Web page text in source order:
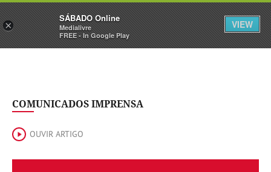
Sábado Assine Iniciar Sessão
COMUNICADOS IMPRENSA
OUVIR ARTIGO
×
SÁBADO Online
Medialivre
FREE - In Google Play
VIEW